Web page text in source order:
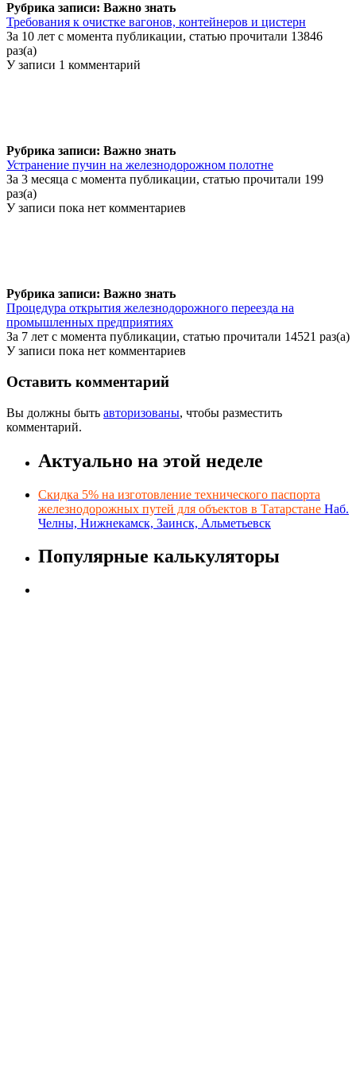
Рубрика записи: Важно знать
Требования к очистке вагонов, контейнеров и цистерн
За 10 лет с момента публикации, статью прочитали 13846
раз(а)
У записи 1 комментарий
Рубрика записи: Важно знать
Устранение пучин на железнодорожном полотне
За 3 месяца с момента публикации, статью прочитали 199
раз(а)
У записи пока нет комментариев
Рубрика записи: Важно знать
Процедура открытия железнодорожного переезда на
промышленных предприятиях
За 7 лет с момента публикации, статью прочитали 14521 раз(а)
У записи пока нет комментариев
Оставить комментарий
Вы должны быть авторизованы, чтобы разместить
комментарий.
Актуально на этой неделе
Скидка 5% на изготовление технического паспорта
железнодорожных путей для объектов в Татарстане Наб.
Челны, Нижнекамск, Заинск, Альметьевск
Популярные калькуляторы